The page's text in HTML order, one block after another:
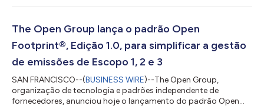
avançadas podem ser implantadas para fornecer calor e
pesada. Whitepaper, organização voltada para usuários finais
da indústria, representa um avanço significativo...
The Open Group lança o padrão Open
Footprint®, Edição 1.0, para simplificar a gestão
de emissões de Escopo 1, 2 e 3
SAN FRANCISCO--(BUSINESS WIRE)--The Open Group,
organização de tecnologia e padrões independente de
fornecedores, anunciou hoje o lançamento do padrão Open